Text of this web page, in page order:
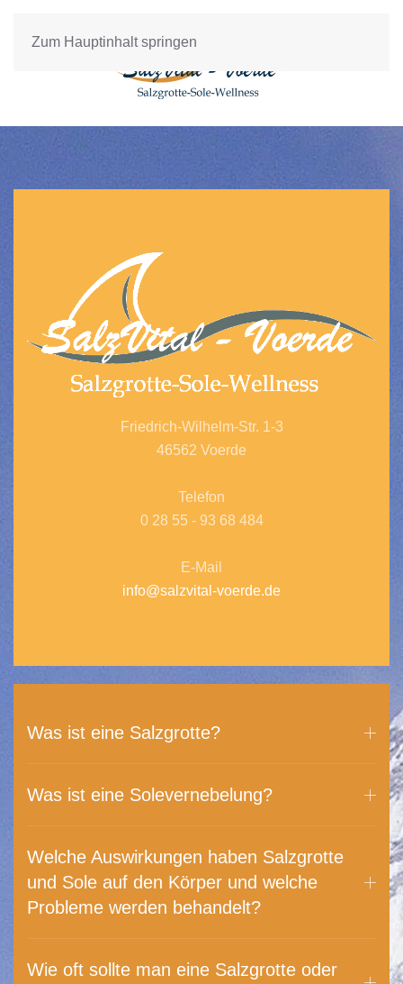
Zum Hauptinhalt springen
Friedrich-Wilhelm-Str. 1-3
46562 Voerde
Telefon
0 28 55 - 93 68 484
E-Mail
info@salzvital-voerde.de
Was ist eine Salzgrotte?
Was ist eine Solevernebelung?
Welche Auswirkungen haben Salzgrotte
und Sole auf den Körper und welche
Probleme werden behandelt?
Wie oft sollte man eine Salzgrotte oder